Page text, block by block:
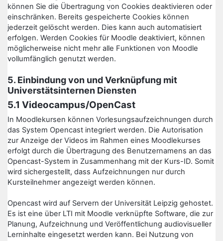
können Sie die Übertragung von Cookies deaktivieren oder
einschränken. Bereits gespeicherte Cookies können
jederzeit gelöscht werden. Dies kann auch automatisiert
erfolgen. Werden Cookies für Moodle deaktiviert, können
möglicherweise nicht mehr alle Funktionen von Moodle
vollumfänglich genutzt werden.
5. Einbindung von und Verknüpfung mit
Universtätsinternen Diensten
5.1 Videocampus/OpenCast
In Moodlekursen können Vorlesungsaufzeichnungen durch
das System Opencast integriert werden. Die Autorisation
zur Anzeige der Videos im Rahmen eines Moodlekurses
erfolgt durch die Übertragung des Benutzernamens an das
Opencast-System in Zusammenhang mit der Kurs-ID. Somit
wird sichergestellt, dass Aufzeichnungen nur durch
Kursteilnehmer angezeigt werden können.
Opencast wird auf Servern der Universität Leipzig gehostet.
Es ist eine über LTI mit Moodle verknüpfte Software, die zur
Planung, Aufzeichnung und Veröffentlichung audiovisueller
Lerninhalte eingesetzt werden kann. Bei Nutzung von